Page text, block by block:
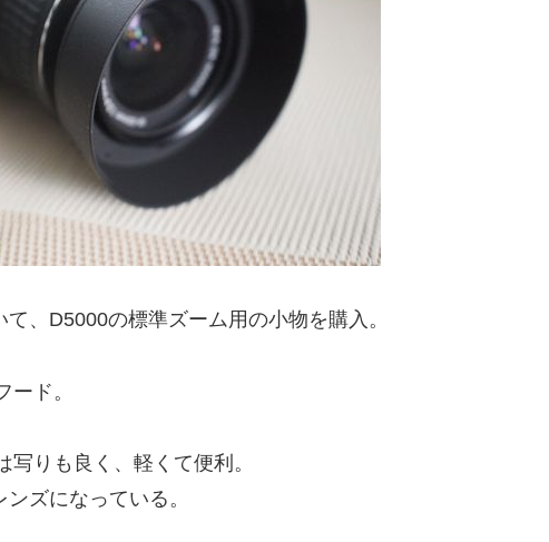
て、D5000の標準ズーム用の小物を購入。
ド。
りも良く、軽くて便利。
ズになっている。